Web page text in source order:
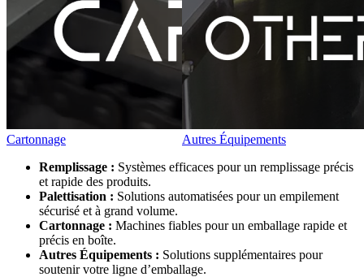
Cartonnage
Autres Équipements
Remplissage : Systèmes efficaces pour un remplissage précis
et rapide des produits.
Palettisation : Solutions automatisées pour un empilement
sécurisé et à grand volume.
Cartonnage : Machines fiables pour un emballage rapide et
précis en boîte.
Autres Équipements : Solutions supplémentaires pour
soutenir votre ligne d’emballage.